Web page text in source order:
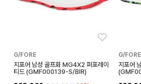
G/FORE
지포어 남성 골프화 MG4X2 퍼포레이
티드 (GMF000139-S/BIR)
G/FORE
지포어